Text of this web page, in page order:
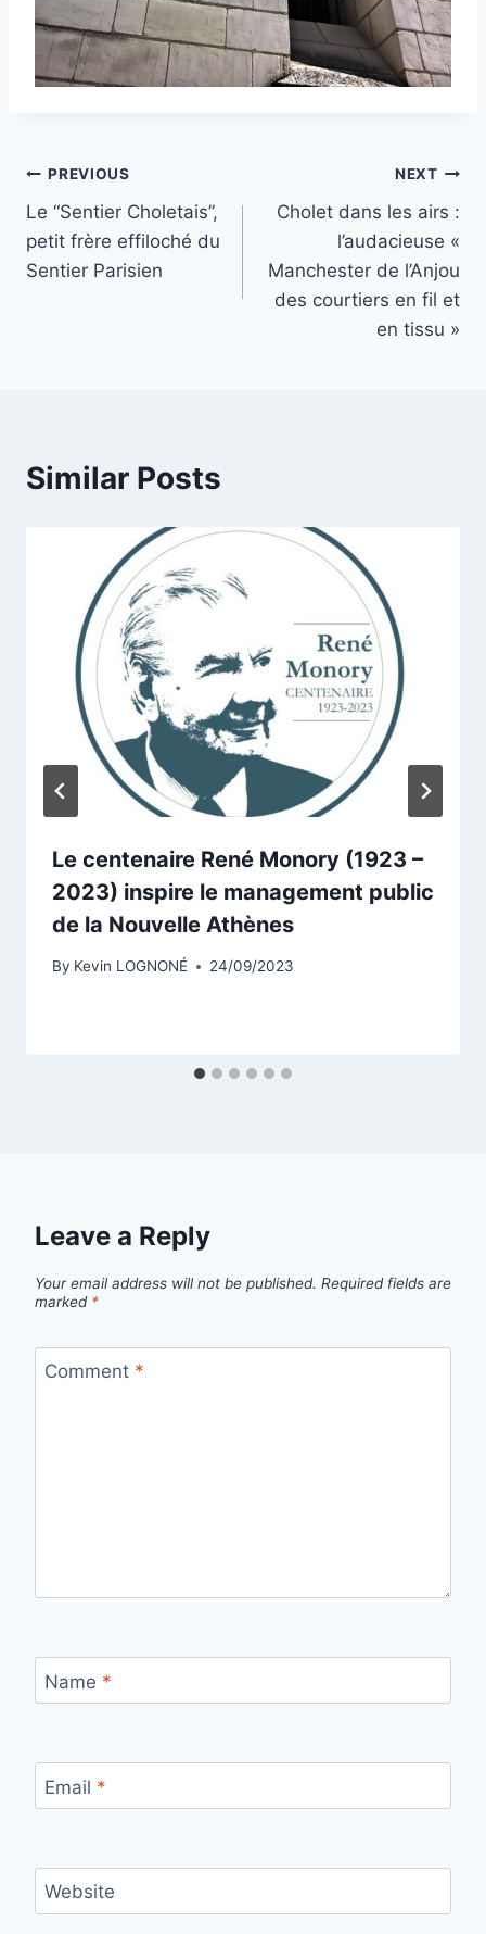
Post
navigation
PREVIOUS
Le “Sentier Choletais”,
petit frère effiloché du
Sentier Parisien
NEXT
Cholet dans les airs :
l’audacieuse «
Manchester de l’Anjou
des courtiers en fil et
en tissu »
Similar Posts
Le centenaire René Monory (1923 –
2023) inspire le management public
de la Nouvelle Athènes
By Kevin LOGNONÉ 24/09/2023
Leave a Reply
Your email address will not be published. Required fields are
marked *
Comment *
Name *
Email *
Website